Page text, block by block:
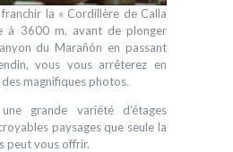
la « Cordillère de Calla
à 3600 m, avant de plonger
du Marañón en passant
vous vous arrêterez en
magnifiques photos.
grande variété d’étages
paysages que seule la
peut vous offrir.